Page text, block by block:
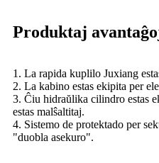
Produktaj
1. La rapida kuplilo Juxiang
2. La kabino estas ekipita per
3. Ĉiu hidraŭlika cilindro estas
estas malŝaltitaj.
4. Sistemo de protektado per
"duobla asekuro".